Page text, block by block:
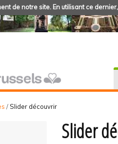
de notre site. En utilisant ce
/Slider découvrir
Slider